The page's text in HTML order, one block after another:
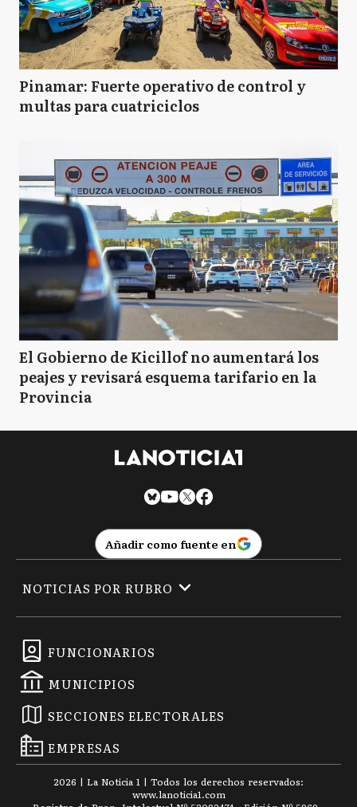
Pinamar: Fuerte operativo de control y
multas para cuatriciclos
El Gobierno de Kicillof no aumentará los
peajes y revisará esquema tarifario en la
Provincia
Añadir como fuente en
FUNCIONARIOS
MUNICIPIOS
SECCIONES ELECTORALES
EMPRESAS
NOTICIAS POR RUBRO
2026 | La Noticia 1 | Todos los derechos reservados:
www.lanoticia1.com